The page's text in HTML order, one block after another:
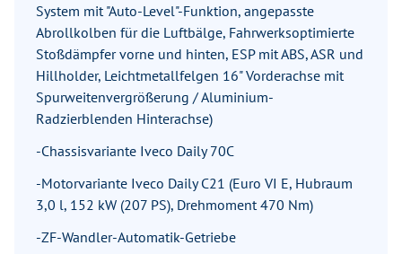
System mit "Auto-Level"-Funktion, angepasste
Abrollkolben für die Luftbälge, Fahrwerksoptimierte
Stoßdämpfer vorne und hinten, ESP mit ABS, ASR und
Hillholder, Leichtmetallfelgen 16" Vorderachse mit
Spurweitenvergrößerung / Aluminium-
Radzierblenden Hinterachse)
-Chassisvariante Iveco Daily 70C
-Motorvariante Iveco Daily C21 (Euro VI E, Hubraum
3,0 l, 152 kW (207 PS), Drehmoment 470 Nm)
-ZF-Wandler-Automatik-Getriebe